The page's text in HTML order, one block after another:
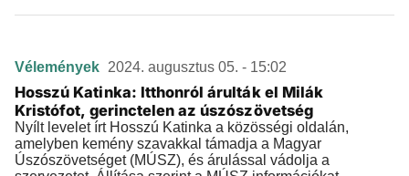
Vélemények 2024. augusztus 05. - 15:02
Hosszú Katinka: Itthonról árulták el Milák
Kristófot, gerinctelen az úszószövetség
Nyílt levelet írt Hosszú Katinka a közösségi oldalán,
amelyben kemény szavakkal támadja a Magyar
Úszószövetséget (MÚSZ), és árulással vádolja a